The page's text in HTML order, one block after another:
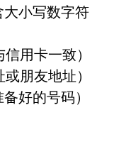
大小写数字符
用卡一致）
朋友地址）
好的号码）